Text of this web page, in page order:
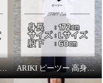
高身長スタッフがはいてみました！ ARIKI ピーツー 高身長スタッフがはいてみました！